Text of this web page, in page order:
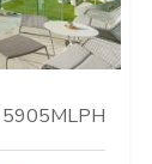
5905MLPH